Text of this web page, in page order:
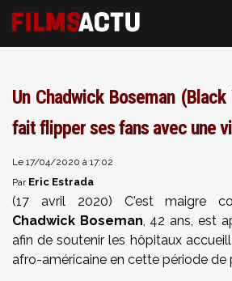
Un Chadwick Boseman
fait flipper ses fans avec une
Le 17/04/2020 à 17:02
Par Eric Estrada
(17 avril 2020) C'est maigre
Chadwick Boseman, 42 ans, est
afin de soutenir les hôpitaux
afro-américaine en cette période de